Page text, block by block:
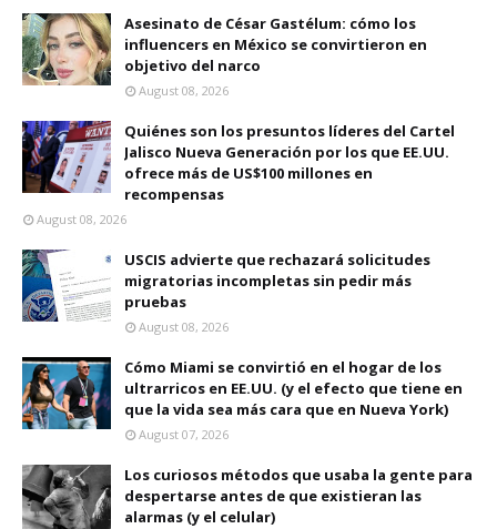
Asesinato de César Gastélum: cómo los
influencers en México se convirtieron en
objetivo del narco
August 08, 2026
Quiénes son los presuntos líderes del Cartel
Jalisco Nueva Generación por los que EE.UU.
ofrece más de US$100 millones en
recompensas
August 08, 2026
USCIS advierte que rechazará solicitudes
migratorias incompletas sin pedir más
pruebas
August 08, 2026
Cómo Miami se convirtió en el hogar de los
ultrarricos en EE.UU. (y el efecto que tiene en
que la vida sea más cara que en Nueva York)
August 07, 2026
Los curiosos métodos que usaba la gente para
despertarse antes de que existieran las
alarmas (y el celular)